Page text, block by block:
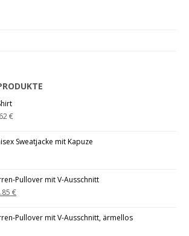
€
Sweatjacke mit Kapuze
Pullover mit V-Ausschnitt
€
Pullover mit V-Ausschnitt, ärmellos